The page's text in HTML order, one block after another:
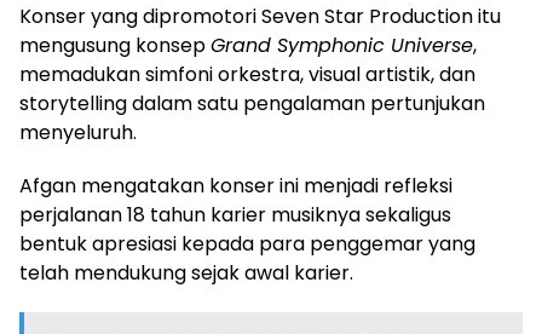
Konser yang dipromotori Seven Star Production itu
mengusung konsepGrand Symphonic Universe,
memadukan simfoni orkestra, visual artistik, dan
storytelling dalam satu pengalaman pertunjukan
menyeluruh.
Afgan mengatakan konser ini menjadi refleksi
perjalanan 18 tahun karier musiknya sekaligus
bentuk apresiasi kepada para penggemar yang
telah mendukung sejak awal karier.